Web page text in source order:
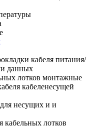
кабеля питания/
данных
лотков монтажные
кабеленесущей
несущих и и
кабельных лотков